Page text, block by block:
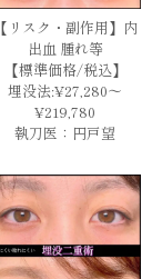
【リスク・副作用】内
出血 腫れ等
【標準価格/税込】
埋没法:¥27,280～
¥219,780
執刀医：円戸望